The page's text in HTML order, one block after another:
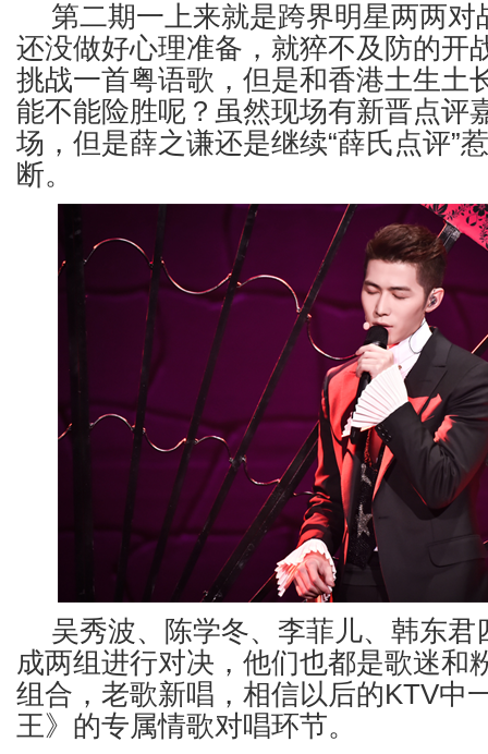
第二期一上来就是跨界明星两两对
还没做好心理准备，就猝不及防的开
挑战一首粤语歌，但是和香港土生土
能不能险胜呢？虽然现场有新晋点评
场，但是薛之谦还是继续“薛氏点评”
断。
吴秀波、陈学冬、李菲儿、韩东君
成两组进行对决，他们也都是歌迷和
组合，老歌新唱，相信以后的KTV中
王》的专属情歌对唱环节。